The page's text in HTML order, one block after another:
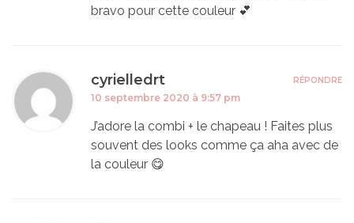
bravo pour cette couleur 💕
cyrielledrt
10 septembre 2020 à 9:57 pm
J’adore la combi + le chapeau ! Faites plus
souvent des looks comme ça aha avec de
la couleur 😋
RÉPONDRE